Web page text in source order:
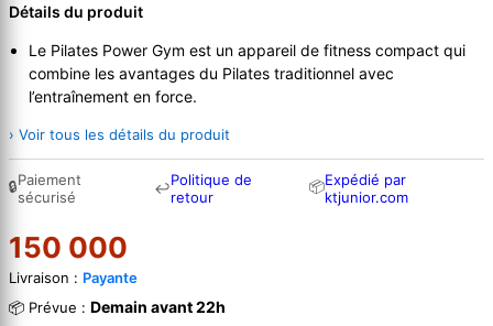
Détails du produit
Le Pilates Power Gym est un appareil de fitness compact qui
combine les avantages du Pilates traditionnel avec
l’entraînement en force.
› Voir tous les détails du produit
🔒Paiement
sécurisé
↩Politique de
retour
📦Expédié par
ktjunior.com
150 000
Livraison : Payante
📦 Prévue : Demain avant 22h